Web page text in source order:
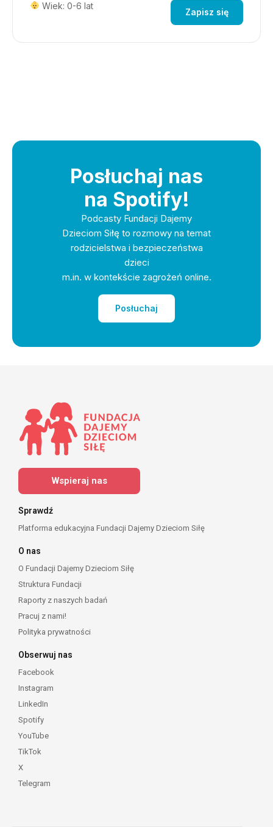
Wiek: 0-6 lat
Zapisz się
Posłuchaj nas
na Spotify!
Podcasty Fundacji Dajemy
Dzieciom Siłę to rozmowy na temat
rodzicielstwa i bezpieczeństwa
dzieci
m.in. w kontekście zagrożeń online.
Posłuchaj
Wspieraj nas
Sprawdź
Platforma edukacyjna Fundacji Dajemy Dzieciom Siłę
O nas
O Fundacji Dajemy Dzieciom Siłę
Struktura Fundacji
Raporty z naszych badań
Pracuj z nami!
Polityka prywatności
Obserwuj nas
Facebook
Instagram
LinkedIn
Spotify
YouTube
TikTok
X
Telegram